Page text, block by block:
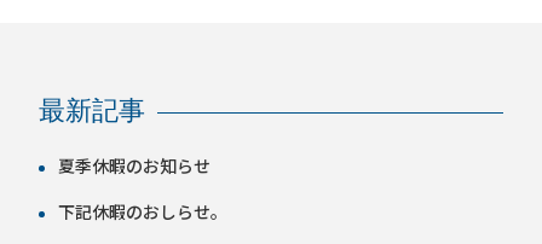
最新記事
夏季休暇のお知らせ
下記休暇のおしらせ。